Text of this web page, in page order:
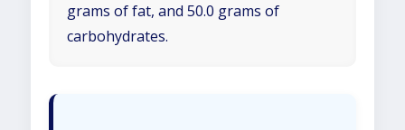
grams of fat, and 50.0 grams of
carbohydrates.